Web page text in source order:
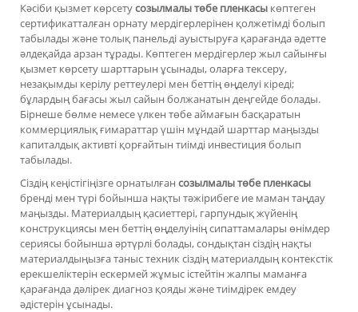
Кәсіби қызмет көрсетусозылмалы төбе пленкасы көптеген
сертификатталған орнату мердігерлерінен қолжетімді болып
табылады және толық панельді ауыстыруға қарағанда әдетте
әлдеқайда арзан тұрады. Көптеген мердігерлер жыл сайынғы
қызмет көрсету шарттарын ұсынады, оларға тексеру,
незақымды керілу реттеулері мен беттің өңделуі кіреді;
бұлардың бағасы жыл сайын болжанатын деңгейде болады.
Бірнеше бөлме немесе үлкен төбе аймағын басқаратын
коммерциялық ғимараттар үшін мұндай шарттар маңызды
капиталдық активті қорғайтын тиімді инвестиция болып
табылады.
Сіздің кеңістігіңізге орнатылған созылмалы төбе пленкасы
бренді мен түрі бойынша нақты тәжірибеге ие маман таңдау
маңызды. Материалдың қасиеттері, гарпундық жүйенің
конструкциясы мен беттің өңделуінің сипаттамалары өнімдер
сериясы бойынша әртүрлі болады, сондықтан сіздің нақты
материалдыңызға таныс техник сіздің материалдың контекстік
ерекшеліктерін ескермей жұмыс істейтін жалпы маманға
қарағанда дәлірек диагноз қояды және тиімдірек емдеу
әдістерін ұсынады.